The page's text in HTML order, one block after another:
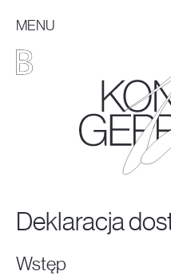
13. Konkurs
Konkurs Malarski im.
MENU
Deklaracja
Wstęp